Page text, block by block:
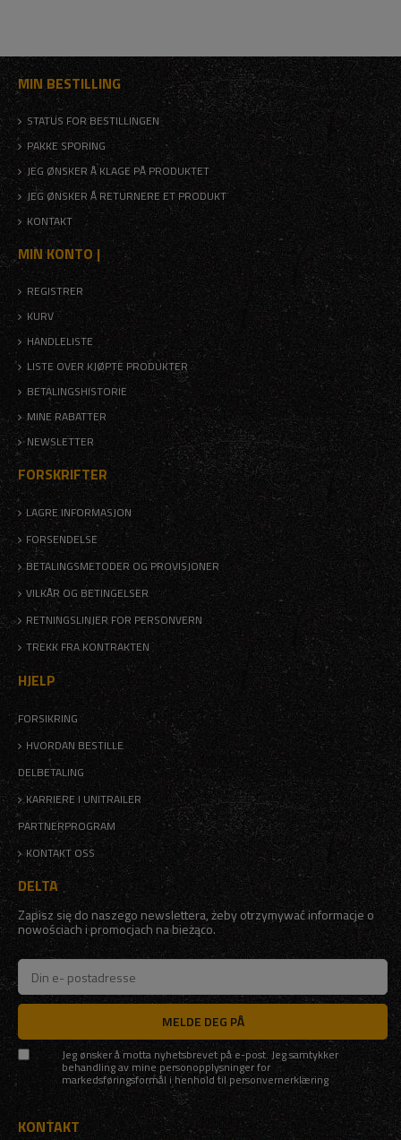
MIN BESTILLING
STATUS FOR BESTILLINGEN
PAKKE SPORING
JEG ØNSKER Å KLAGE PÅ PRODUKTET
JEG ØNSKER Å RETURNERE ET PRODUKT
KONTAKT
MIN KONTO |
REGISTRER
KURV
HANDLELISTE
LISTE OVER KJØPTE PRODUKTER
BETALINGSHISTORIE
MINE RABATTER
NEWSLETTER
FORSKRIFTER
LAGRE INFORMASJON
FORSENDELSE
BETALINGSMETODER OG PROVISJONER
VILKÅR OG BETINGELSER
RETNINGSLINJER FOR PERSONVERN
TREKK FRA KONTRAKTEN
HJELP
FORSIKRING
HVORDAN BESTILLE
DELBETALING
KARRIERE I UNITRAILER
PARTNERPROGRAM
KONTAKT OSS
DELTA
Zapisz się do naszego newslettera, żeby otrzymywać informacje o
nowościach i promocjach na bieżąco.
MELDE DEG PÅ
Jeg ønsker å motta nyhetsbrevet på e-post. Jeg samtykker
behandling av mine personopplysninger for
markedsføringsformål i henhold til personvernerklæring
KONTAKT